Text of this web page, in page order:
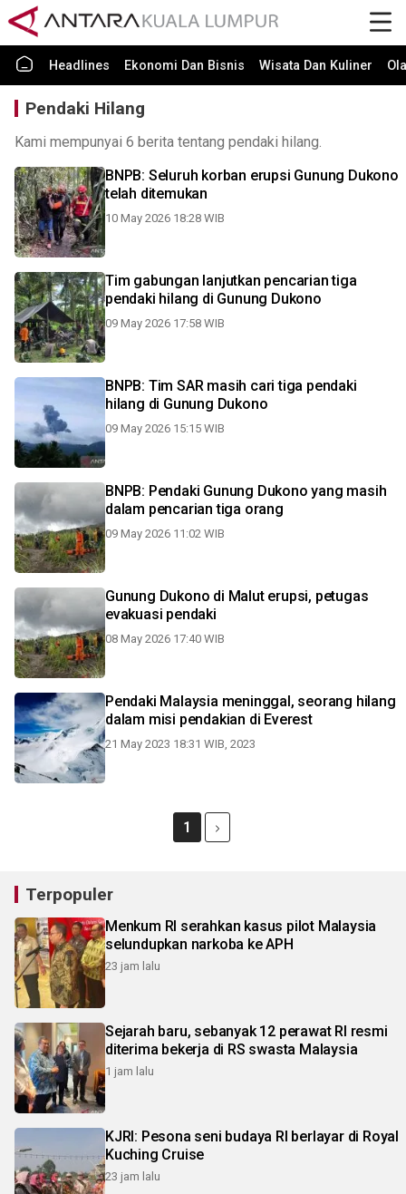
Headlines Ekonomi Dan Bisnis Wisata Dan Kuliner
Pendaki Hilang
Kami mempunyai 6 berita tentang pendaki hilang.
BNPB: Seluruh korban erupsi Gunung Dukono
telah ditemukan
10 May 2026 18:28 WIB
Tim gabungan lanjutkan pencarian tiga
pendaki hilang di Gunung Dukono
09 May 2026 17:58 WIB
BNPB: Tim SAR masih cari tiga pendaki
hilang di Gunung Dukono
09 May 2026 15:15 WIB
BNPB: Pendaki Gunung Dukono yang masih
dalam pencarian tiga orang
09 May 2026 11:02 WIB
Gunung Dukono di Malut erupsi, petugas
evakuasi pendaki
08 May 2026 17:40 WIB
Pendaki Malaysia meninggal, seorang hilang
dalam misi pendakian di Everest
21 May 2023 18:31 WIB, 2023
1
Terpopuler
Menkum RI serahkan kasus pilot Malaysia
selundupkan narkoba ke APH
23 jam lalu
Sejarah baru, sebanyak 12 perawat RI resmi
diterima bekerja di RS swasta Malaysia
1 jam lalu
KJRI: Pesona seni budaya RI berlayar di Royal
Kuching Cruise
23 jam lalu